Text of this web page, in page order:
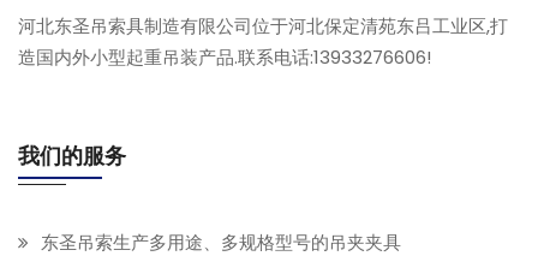
河北东圣吊索具制造有限公司位于河北保定清苑东吕工业区,打
造国内外小型起重吊装产品.联系电话:13933276606!
我们的服务
东圣吊索生产多用途、多规格型号的吊夹夹具